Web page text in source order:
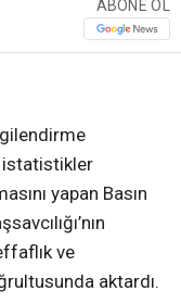
ABONE OL
istatistikler
yapan Basın
ve
aktardı.